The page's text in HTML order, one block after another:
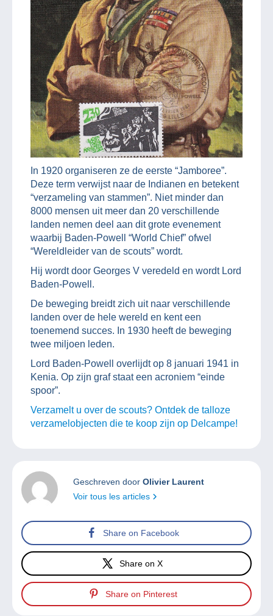
In 1920 organiseren ze de eerste “Jamboree”.
Deze term verwijst naar de Indianen en betekent
“verzameling van stammen”. Niet minder dan
8000 mensen uit meer dan 20 verschillende
landen nemen deel aan dit grote evenement
waarbij Baden-Powell “World Chief” ofwel
“Wereldleider van de scouts” wordt.
Hij wordt door Georges V veredeld en wordt Lord
Baden-Powell.
De beweging breidt zich uit naar verschillende
landen over de hele wereld en kent een
toenemend succes. In 1930 heeft de beweging
twee miljoen leden.
Lord Baden-Powell overlijdt op 8 januari 1941 in
Kenia. Op zijn graf staat een acroniem “einde
spoor”.
Verzamelt u over de scouts? Ontdek de talloze
verzamelobjecten die te koop zijn op Delcampe!
Geschreven door Olivier Laurent
Voir tous les articles
Share on Facebook
Share on X
Share on Pinterest